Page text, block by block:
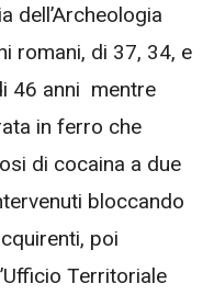
dell’Archeologia
romani, di 37, 34, e
46 anni mentre
in ferro che
di cocaina a due
bloccando
poi
Territoriale